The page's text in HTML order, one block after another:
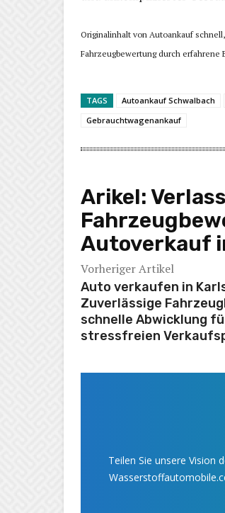
Originalinhalt von Autoankauf
Fahrzeugbewertung durch erfahrene
TAGS Autoankauf Schwalbach
Gebrauchtwagenankauf
Arikel:
Autoverkauf
Vorheriger Artikel
Auto verkaufen in
Zuverlässige
schnelle Abwicklung
stressfreien
Teilen Sie unsere Vision